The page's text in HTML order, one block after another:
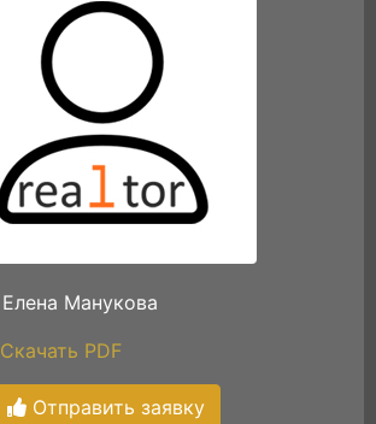
Елена Манукова
Скачать PDF
Отправить заявку